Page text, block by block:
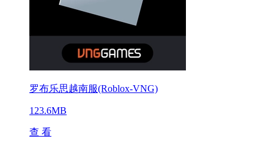
罗布乐思越南服(Roblox-VNG)
123.6MB
查 看